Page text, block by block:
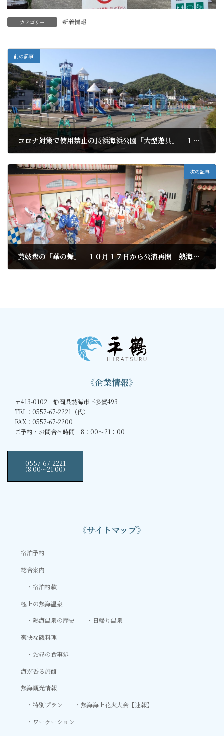
カテゴリー 新着情報
前の記事
コロナ対策で使用禁止の長浜海浜公園「大型遊具」 １０月１日から利用再開
次の記事
芸妓衆の「華の舞」 １０月１７日から公演再開 熱海芸妓見番歌舞練場
《企業情報》
〒413-0102 静岡県熱海市下多賀493
TEL：0557-67-2221（代）
FAX：0557-67-2200
ご予約・お問合せ時間 8：00～21：00
0557-67-2221
（8:00〜21:00）
《サイトマップ》
宿泊予約
総合案内
宿泊約款
極上の熱海温泉
熱海温泉の歴史
日帰り温泉
豪快な磯料理
お昼の食事処
海が香る旅館
熱海観光情報
特別プラン
熱海海上花火大会【速報】
ワーケーション